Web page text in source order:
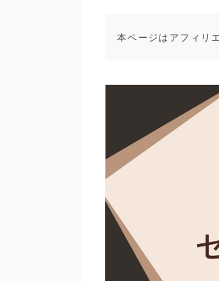
本ページはアフィリ